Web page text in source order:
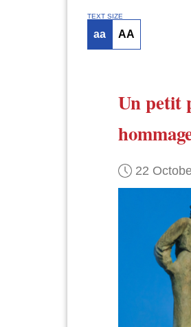
TEXT SIZE
aa AA
Un petit
22